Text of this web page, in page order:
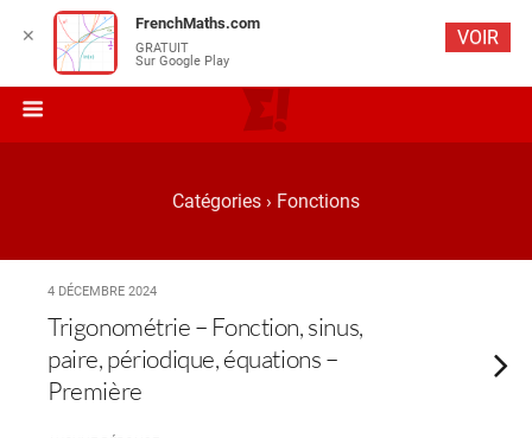
Catégories › Fonctions
4 DÉCEMBRE 2024
Trigonométrie – Fonction, sinus,
paire, périodique, équations –
Première
✕
FrenchMaths.com
GRATUIT
Sur Google Play
VOIR